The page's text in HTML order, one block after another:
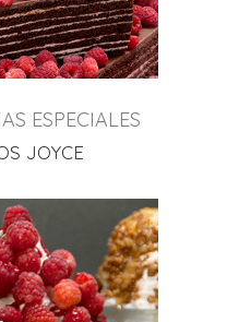
ESPECIALES
JOYCE